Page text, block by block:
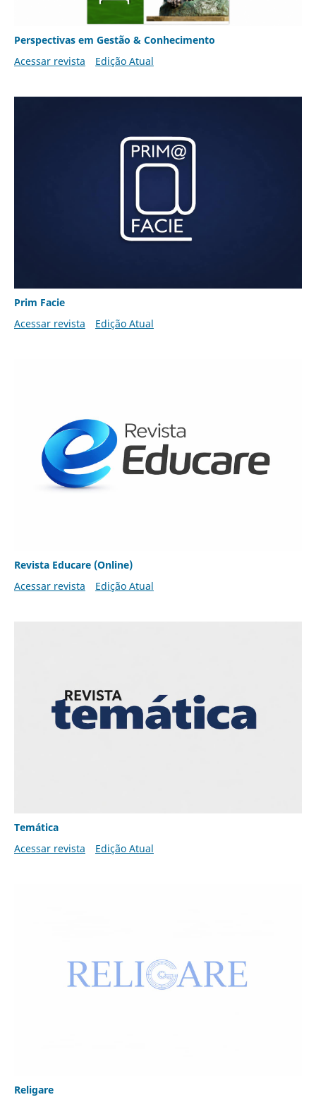
Perspectivas em Gestão & Conhecimento
Acessar revista
Edição Atual
Prim Facie
Acessar revista
Edição Atual
Revista Educare (Online)
Acessar revista
Edição Atual
Temática
Acessar revista
Edição Atual
Religare